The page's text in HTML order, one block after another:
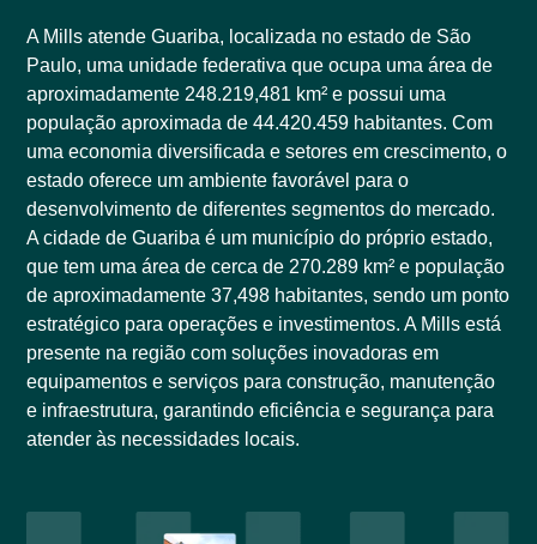
A Mills atende Guariba, localizada no estado de São
Paulo, uma unidade federativa que ocupa uma área de
aproximadamente 248.219,481 km² e possui uma
população aproximada de 44.420.459 habitantes. Com
uma economia diversificada e setores em crescimento, o
estado oferece um ambiente favorável para o
desenvolvimento de diferentes segmentos do mercado.
A cidade de Guariba é um município do próprio estado,
que tem uma área de cerca de 270.289 km² e população
de aproximadamente 37,498 habitantes, sendo um ponto
estratégico para operações e investimentos. A Mills está
presente na região com soluções inovadoras em
equipamentos e serviços para construção, manutenção
e infraestrutura, garantindo eficiência e segurança para
atender às necessidades locais.